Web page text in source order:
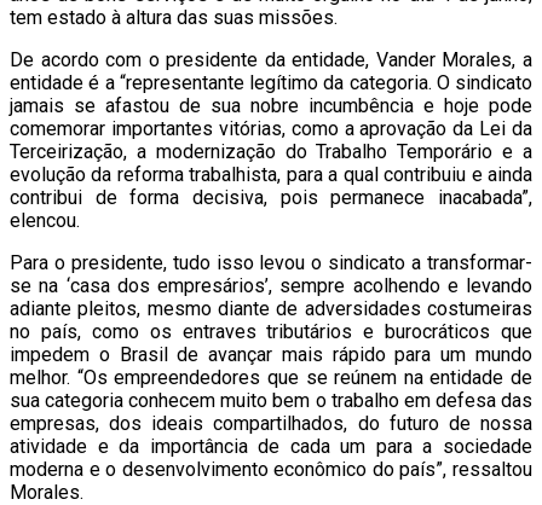
tem estado à altura das suas missões.
De acordo com o presidente da entidade, Vander Morales, a
entidade é a “representante legítimo da categoria. O sindicato
jamais se afastou de sua nobre incumbência e hoje pode
comemorar importantes vitórias, como a aprovação da Lei da
Terceirização, a modernização do Trabalho Temporário e a
evolução da reforma trabalhista, para a qual contribuiu e ainda
contribui de forma decisiva, pois permanece inacabada”,
elencou.
Para o presidente, tudo isso levou o sindicato a transformar-
se na ‘casa dos empresários’, sempre acolhendo e levando
adiante pleitos, mesmo diante de adversidades costumeiras
no país, como os entraves tributários e burocráticos que
impedem o Brasil de avançar mais rápido para um mundo
melhor. “Os empreendedores que se reúnem na entidade de
sua categoria conhecem muito bem o trabalho em defesa das
empresas, dos ideais compartilhados, do futuro de nossa
atividade e da importância de cada um para a sociedade
moderna e o desenvolvimento econômico do país”, ressaltou
Morales.